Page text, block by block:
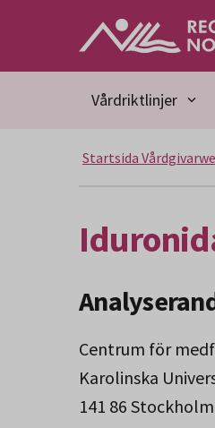
Gå till huvudmeny
Gå till övergripande innehåll
Vårdriktlinjer
Startsida
Centrum för
Karolinska
141 86 Stockholm